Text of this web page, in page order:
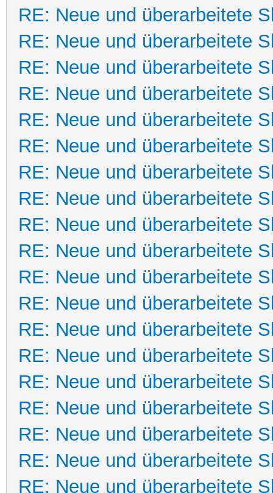
RE: Neue und überarbeitete
RE: Neue und überarbeitete
RE: Neue und überarbeitete
RE: Neue und überarbeitete
RE: Neue und überarbeitete
RE: Neue und überarbeitete
RE: Neue und überarbeitete
RE: Neue und überarbeitete
RE: Neue und überarbeitete
RE: Neue und überarbeitete
RE: Neue und überarbeitete
RE: Neue und überarbeitete
RE: Neue und überarbeitete
RE: Neue und überarbeitete
RE: Neue und überarbeitete
RE: Neue und überarbeitete
RE: Neue und überarbeitete
RE: Neue und überarbeitete
RE: Neue und überarbeitete